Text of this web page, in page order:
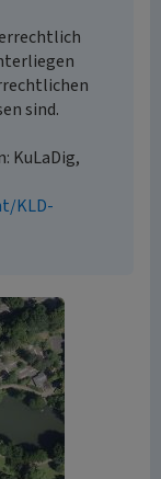
sind.
KuLaDig,
KLD-